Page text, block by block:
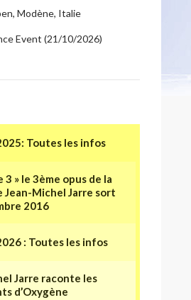
Collaborations 70's(14)
France Inter(14)
Modène, Italie
Event (21/10/2026)